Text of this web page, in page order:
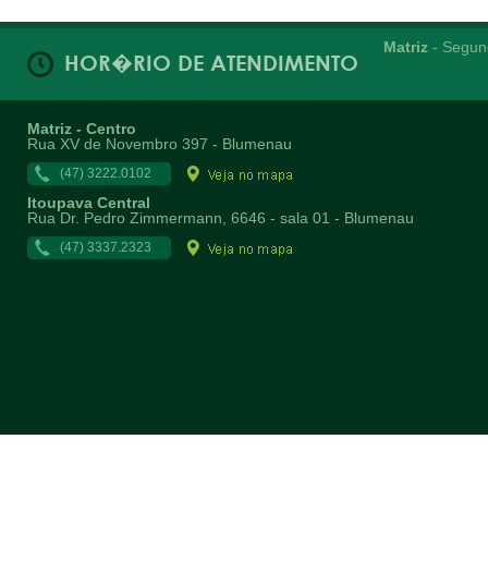
HOR�RIO DE ATENDIMENTO
Matriz -
Matriz - Centro
Rua XV de Novembro 397 - Blumenau
(47) 3222.0102
Itoupava Central
Rua Dr. Pedro Zimmermann, 6646 - sala 01 - Blumenau
(47) 3337.2323